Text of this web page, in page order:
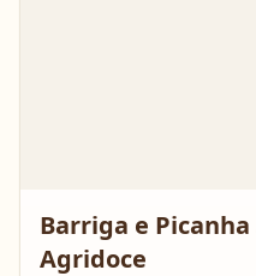
Barriga e
Agridoce